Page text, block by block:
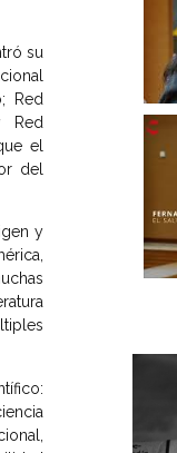
su
Red
Red
ue el
del
y